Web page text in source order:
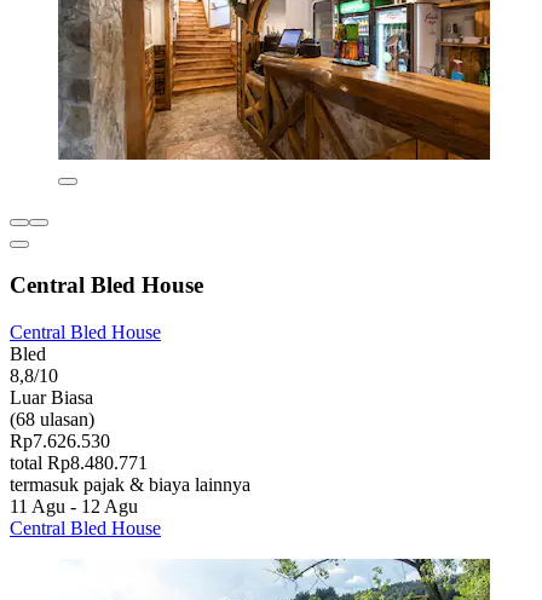
Central Bled House
Central Bled House
Bled
8,8/10
Luar Biasa
(68 ulasan)
Rp7.626.530
total Rp8.480.771
termasuk pajak & biaya lainnya
11 Agu - 12 Agu
Central Bled House